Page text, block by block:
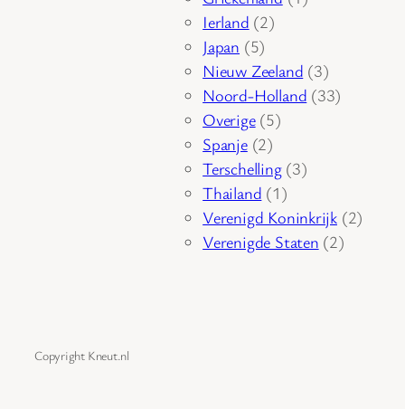
Ierland 22
Japan 55
producten
Nieuw Zeeland 33
producten
Noord-Holland 3333
Overige 55
Spanje 22
producten
Terschelling 33
Thailand 11
product
Verenigd Koninkrijk 22
Verenigde Staten 22
Copyright Kneut.nl